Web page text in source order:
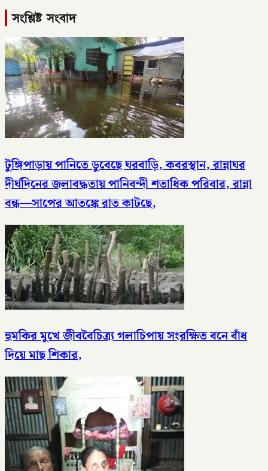
সংশ্লিষ্ট সংবাদ
টুঙ্গিপাড়ায় পানিতে ডুবেছে ঘরবাড়ি, কবরস্থান, রান্নাঘর
দীর্ঘদিনের জলাবদ্ধতায় পানিবন্দী শতাধিক পরিবার, রান্না
বন্ধ—সাপের আতঙ্কে রাত কাটছে,
হুমকির মুখে জীববৈচিত্র্য গলাচিপায় সংরক্ষিত বনে বাঁধ
দিয়ে মাছ শিকার,